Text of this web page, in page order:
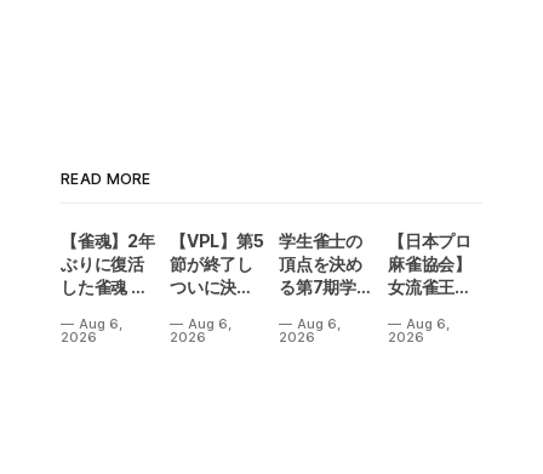
READ MORE
【雀魂】2年
ぶりに復活
した雀魂 企
予選出場企
Aug 6,
2026
【VPL】第5
節が終了し
ついに決勝
決定！Bリ
Aug 6,
2026
学生雀士の
頂点を決め
る第7期学生
場は3人麻雀
Aug 6,
2026
【日本プロ
麻雀協会】
女流雀王戦
節は、3トッ
Aug 6,
2026